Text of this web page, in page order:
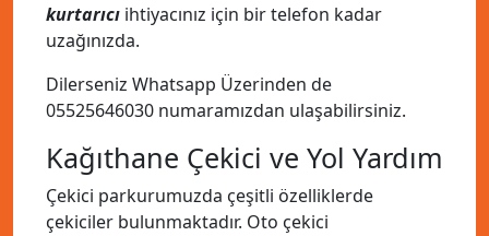
kurtarıcı ihtiyacınız için bir telefon kadar
uzağınızda.
Dilerseniz Whatsapp Üzerinden de
05525646030 numaramızdan ulaşabilirsiniz.
Kağıthane Çekici ve Yol Yardım
Çekici parkurumuzda çeşitli özelliklerde
çekiciler bulunmaktadır. Oto çekici